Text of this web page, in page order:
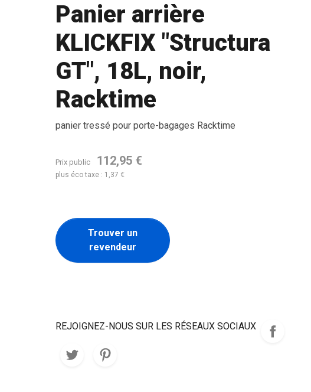
Panier arrière
KLICKFIX "Structura
GT", 18L, noir,
Racktime
panier tressé pour porte-bagages Racktime
Prix public 112,95 €
plus éco taxe : 1,37 €
Trouver un
revendeur
REJOIGNEZ-NOUS SUR LES RÉSEAUX SOCIAUX